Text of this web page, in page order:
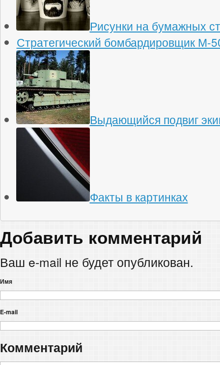
Рисунки на бумажных
Стратегический бомбардировщик
Выдающийся подвиг
Факты в картинках
Добавить комментарий
Ваш e-mail не будет опубликован.
Имя
E-mail
Комментарий